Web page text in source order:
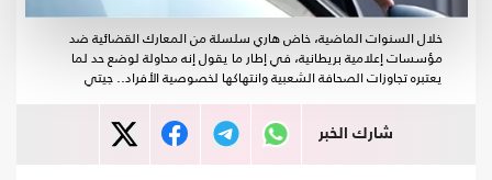
خلال السنوات الماضية، خاض هاري سلسلة من المعارك القضائية ضد
مؤسسات إعلامية بريطانية، في إطار ما يقول إنه محاولة لوضع حد لما
يعتبره تجاوزات الصحافة الشعبية وانتهاكها لخصوصية الأفراد.. جيتي
شارك الخبر